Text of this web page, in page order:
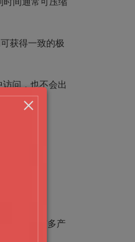
获得一致的极
问，也不会出
等待
适合拥有多产